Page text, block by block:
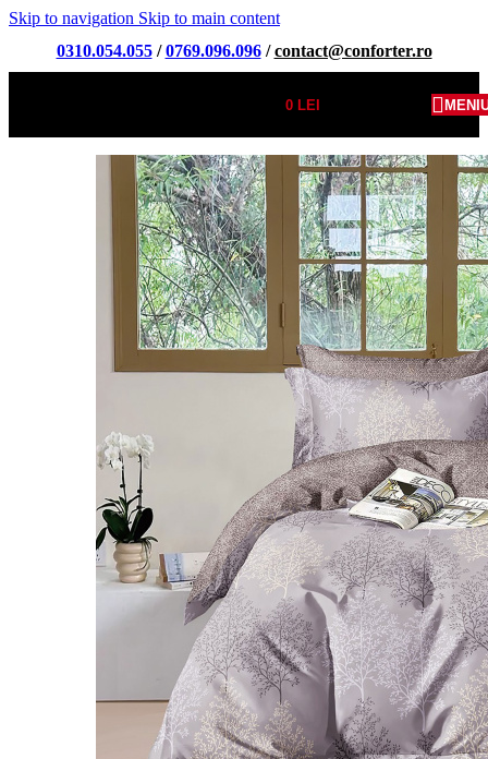
Skip to navigation Skip to main content
0310.054.055/0769.096.096/contact@conforter.ro
0LEI